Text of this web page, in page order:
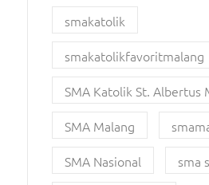
smakatolik
smakatolikfavoritmalang
SMA Katolik St. Albertus
SMA Malang
SMA Nasional
sma